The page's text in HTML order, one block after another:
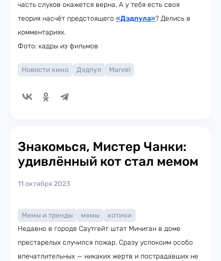
часть слухов окажется верна. А у тебя есть своя
теория насчёт предстоящего «Дэдпула»? Делись в
комментариях.
Фото: кадры из фильмов
Новости кино Дэдпул Marvel
Знакомься, Мистер Чанки:
удивлённый кот стал мемом
11 октября 2023
Мемы и тренды мемы
котики
Недавно в городе Саутгейт штат Мичиган в доме
престарелых случился пожар. Сразу успокоим особо
впечатлительных — никаких жертв и пострадавших не